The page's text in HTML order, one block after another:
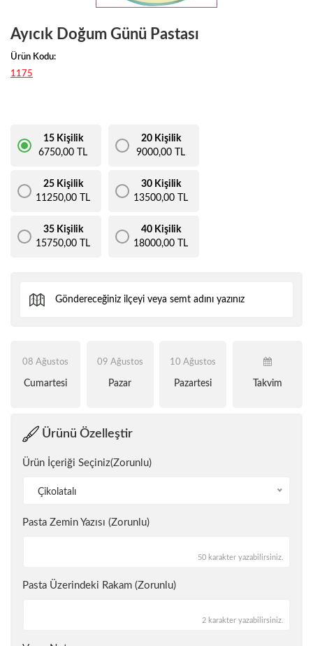
Ayıcık Doğum Günü Pastası
Ürün Kodu:
1175
15 Kişilik
6750,00 TL
20 Kişilik
9000,00 TL
25 Kişilik
11250,00 TL
30 Kişilik
13500,00 TL
35 Kişilik
15750,00 TL
40 Kişilik
18000,00 TL
08 Ağustos
Cumartesi
09 Ağustos
Pazar
10 Ağustos
Pazartesi Takvim
Ürünü Özelleştir
Ürün İçeriği Seçiniz(Zorunlu)
Çikolatalı
Pasta Zemin Yazısı (Zorunlu)
50 karakter yazabilirsiniz.
Pasta Üzerindeki Rakam (Zorunlu)
2 karakter yazabilirsiniz.